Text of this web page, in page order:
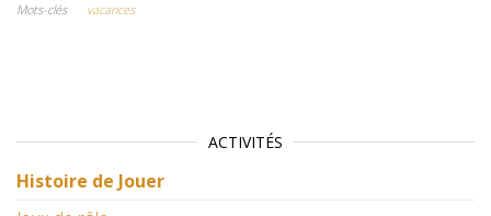
Mots-clés vacances
ACTIVITÉS
Histoire de Jouer